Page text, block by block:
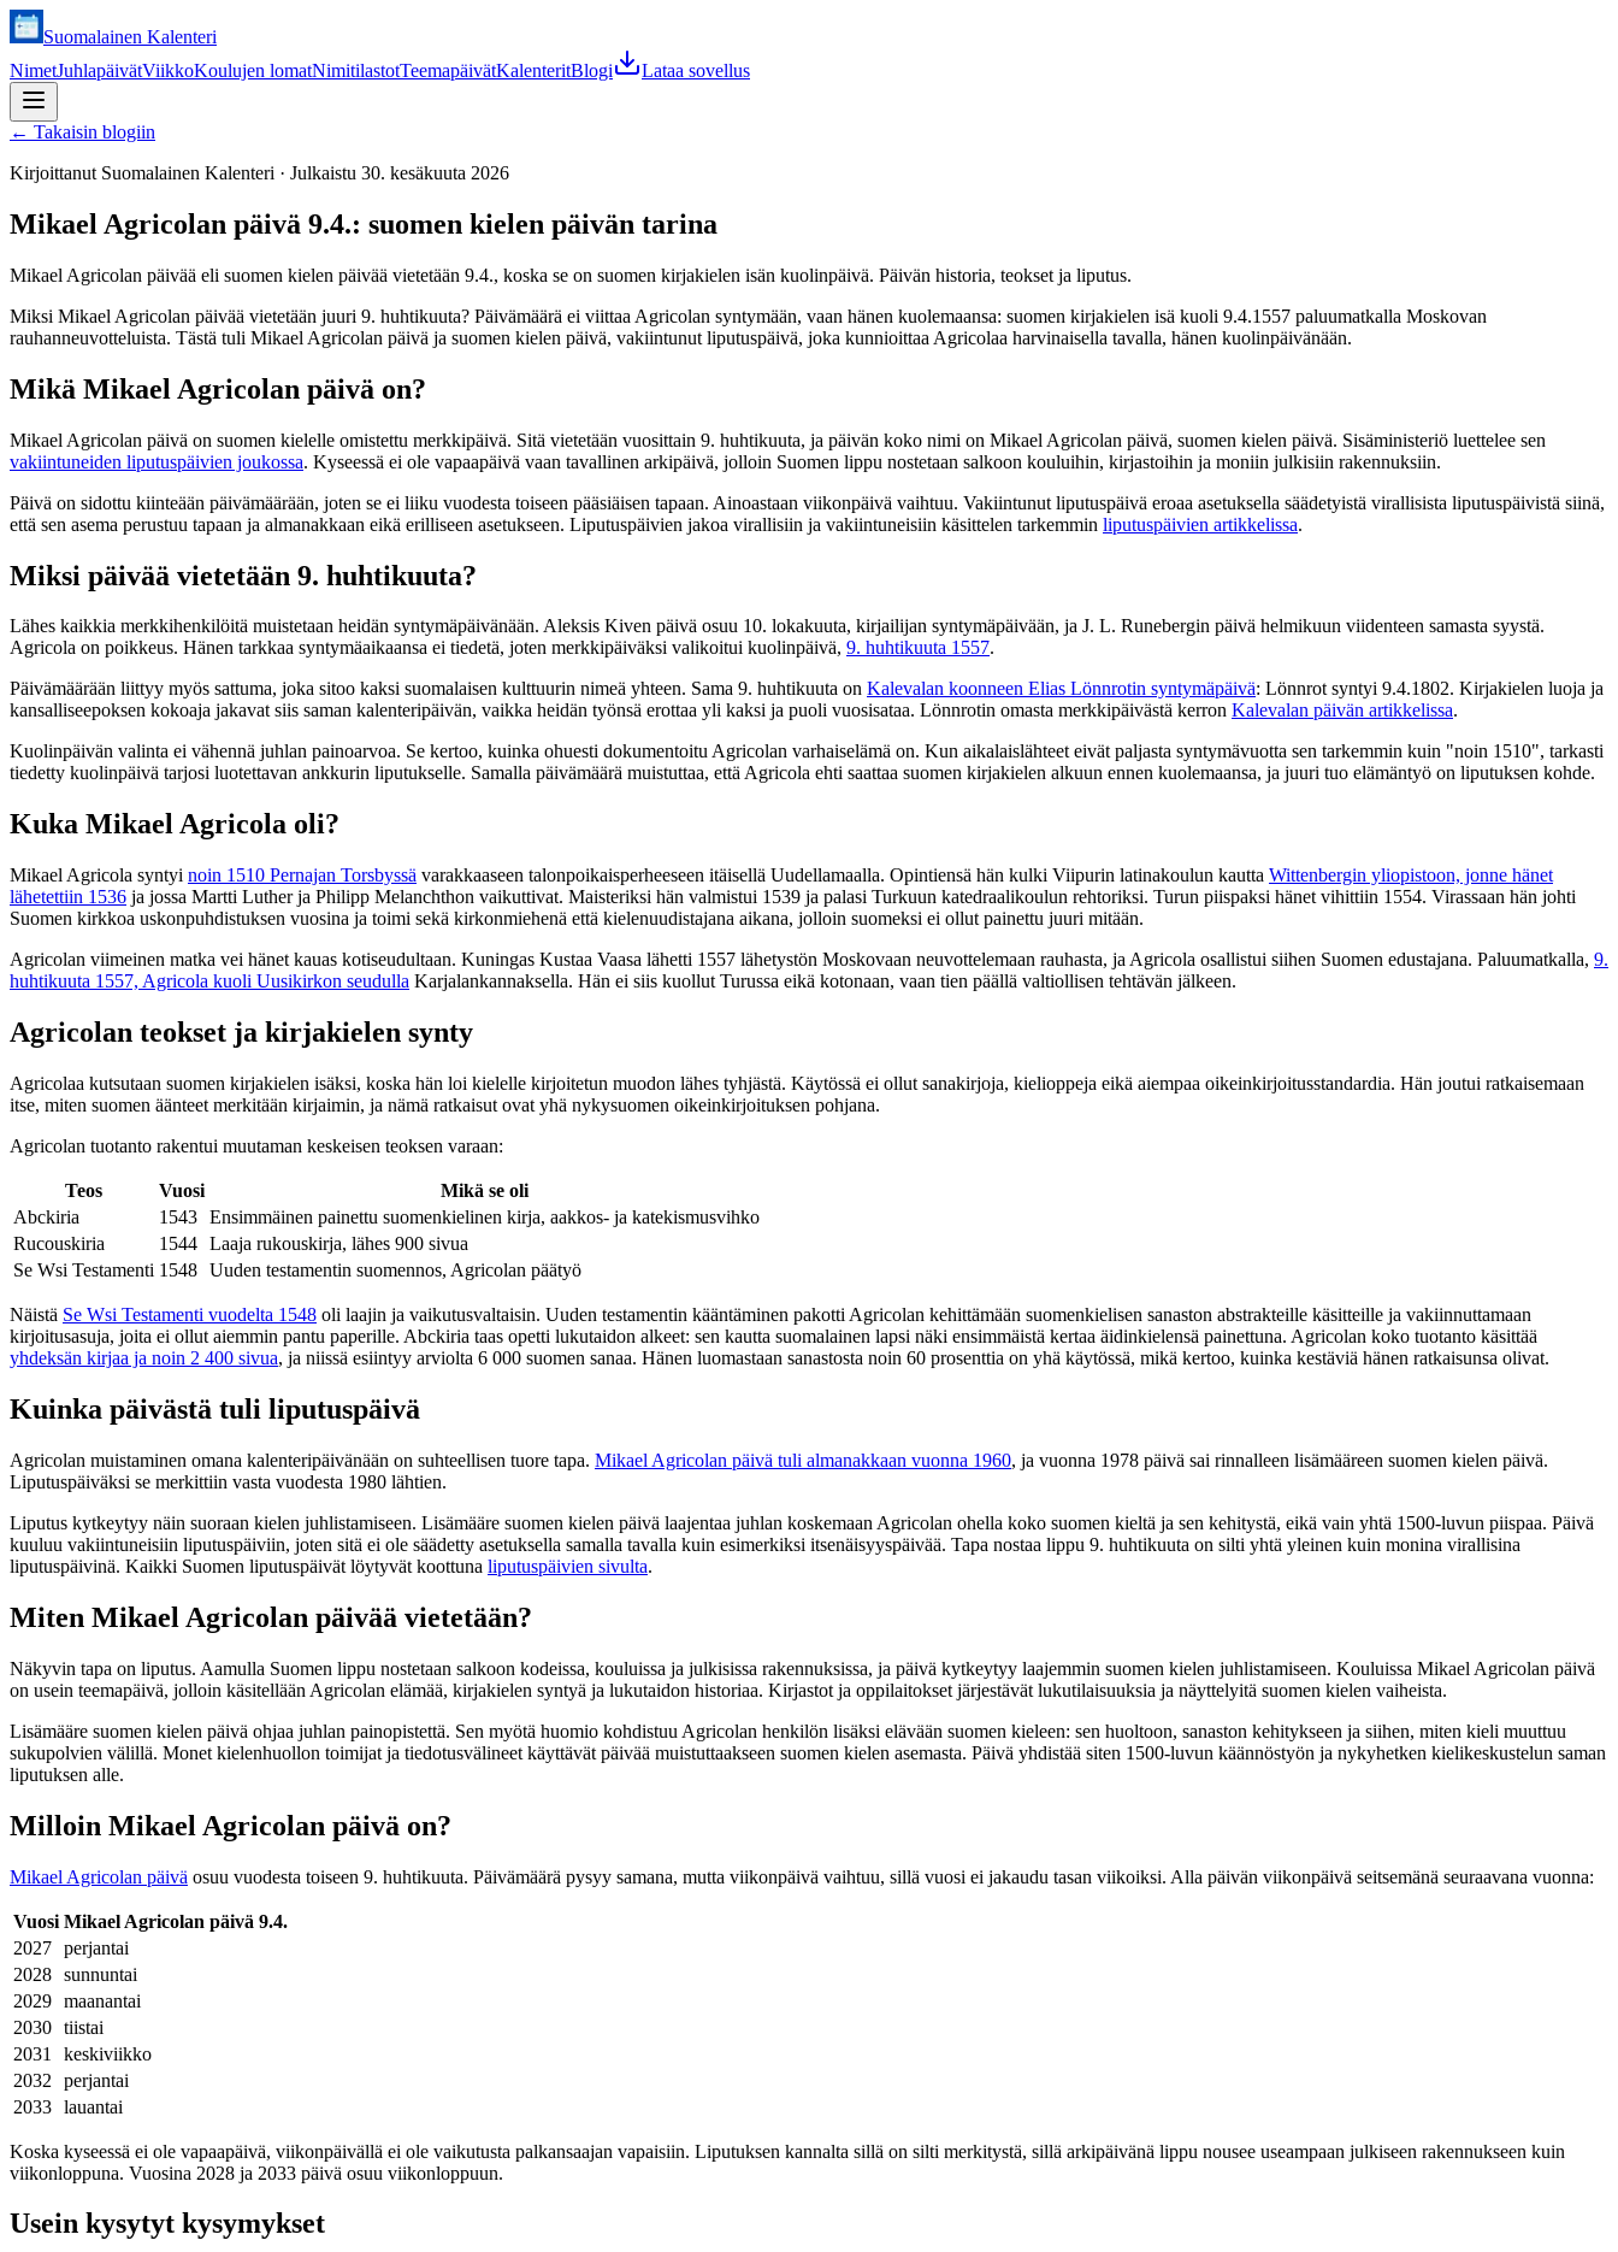
Suomalainen Kalenteri
NimetJuhlapäivätViikkoKoulujen lomatNimitilastotTeemapäivätKalenteritBlogi Lataa sovellus
← Takaisin blogiin
Kirjoittanut Suomalainen Kalenteri · Julkaistu 30. kesäkuuta 2026
Mikael Agricolan päivä 9.4.: suomen kielen päivän tarina
Mikael Agricolan päivää eli suomen kielen päivää vietetään 9.4., koska se on suomen kirjakielen isän kuolinpäivä. Päivän historia, teokset ja liputus.
Miksi Mikael Agricolan päivää vietetään juuri 9. huhtikuuta? Päivämäärä ei viittaa Agricolan syntymään, vaan hänen kuolemaansa: suomen kirjakielen isä kuoli 9.4.1557 paluumatkalla Moskovan
rauhanneuvotteluista. Tästä tuli Mikael Agricolan päivä ja suomen kielen päivä, vakiintunut liputuspäivä, joka kunnioittaa Agricolaa harvinaisella tavalla, hänen kuolinpäivänään.
Mikä Mikael Agricolan päivä on?
Mikael Agricolan päivä on suomen kielelle omistettu merkkipäivä. Sitä vietetään vuosittain 9. huhtikuuta, ja päivän koko nimi on Mikael Agricolan päivä, suomen kielen päivä. Sisäministeriö luettelee sen
vakiintuneiden liputuspäivien joukossa. Kyseessä ei ole vapaapäivä vaan tavallinen arkipäivä, jolloin Suomen lippu nostetaan salkoon kouluihin, kirjastoihin ja moniin julkisiin rakennuksiin.
Päivä on sidottu kiinteään päivämäärään, joten se ei liiku vuodesta toiseen pääsiäisen tapaan. Ainoastaan viikonpäivä vaihtuu. Vakiintunut liputuspäivä eroaa asetuksella säädetyistä virallisista liputuspäivistä siinä,
että sen asema perustuu tapaan ja almanakkaan eikä erilliseen asetukseen. Liputuspäivien jakoa virallisiin ja vakiintuneisiin käsittelen tarkemmin liputuspäivien artikkelissa.
Miksi päivää vietetään 9. huhtikuuta?
Lähes kaikkia merkkihenkilöitä muistetaan heidän syntymäpäivänään. Aleksis Kiven päivä osuu 10. lokakuuta, kirjailijan syntymäpäivään, ja J. L. Runebergin päivä helmikuun viidenteen samasta syystä.
Agricola on poikkeus. Hänen tarkkaa syntymäaikaansa ei tiedetä, joten merkkipäiväksi valikoitui kuolinpäivä, 9. huhtikuuta 1557.
Päivämäärään liittyy myös sattuma, joka sitoo kaksi suomalaisen kulttuurin nimeä yhteen. Sama 9. huhtikuuta on Kalevalan koonneen Elias Lönnrotin syntymäpäivä: Lönnrot syntyi 9.4.1802. Kirjakielen luoja ja
kansalliseepoksen kokoaja jakavat siis saman kalenteripäivän, vaikka heidän työnsä erottaa yli kaksi ja puoli vuosisataa. Lönnrotin omasta merkkipäivästä kerron Kalevalan päivän artikkelissa.
Kuolinpäivän valinta ei vähennä juhlan painoarvoa. Se kertoo, kuinka ohuesti dokumentoitu Agricolan varhaiselämä on. Kun aikalaislähteet eivät paljasta syntymävuotta sen tarkemmin kuin "noin 1510", tarkasti
tiedetty kuolinpäivä tarjosi luotettavan ankkurin liputukselle. Samalla päivämäärä muistuttaa, että Agricola ehti saattaa suomen kirjakielen alkuun ennen kuolemaansa, ja juuri tuo elämäntyö on liputuksen kohde.
Kuka Mikael Agricola oli?
Mikael Agricola syntyi noin 1510 Pernajan Torsbyssä varakkaaseen talonpoikaisperheeseen itäisellä Uudellamaalla. Opintiensä hän kulki Viipurin latinakoulun kautta Wittenbergin yliopistoon, jonne hänet
lähetettiin 1536 ja jossa Martti Luther ja Philipp Melanchthon vaikuttivat. Maisteriksi hän valmistui 1539 ja palasi Turkuun katedraalikoulun rehtoriksi. Turun piispaksi hänet vihittiin 1554. Virassaan hän johti
Suomen kirkkoa uskonpuhdistuksen vuosina ja toimi sekä kirkonmiehenä että kielenuudistajana aikana, jolloin suomeksi ei ollut painettu juuri mitään.
Agricolan viimeinen matka vei hänet kauas kotiseudultaan. Kuningas Kustaa Vaasa lähetti 1557 lähetystön Moskovaan neuvottelemaan rauhasta, ja Agricola osallistui siihen Suomen edustajana. Paluumatkalla, 9.
huhtikuuta 1557, Agricola kuoli Uusikirkon seudulla Karjalankannaksella. Hän ei siis kuollut Turussa eikä kotonaan, vaan tien päällä valtiollisen tehtävän jälkeen.
Agricolan teokset ja kirjakielen synty
Agricolaa kutsutaan suomen kirjakielen isäksi, koska hän loi kielelle kirjoitetun muodon lähes tyhjästä. Käytössä ei ollut sanakirjoja, kielioppeja eikä aiempaa oikeinkirjoitusstandardia. Hän joutui ratkaisemaan
itse, miten suomen äänteet merkitään kirjaimin, ja nämä ratkaisut ovat yhä nykysuomen oikeinkirjoituksen pohjana.
Agricolan tuotanto rakentui muutaman keskeisen teoksen varaan:
Teos Vuosi
Mikä se oli
Abckiria
1543 Ensimmäinen painettu suomenkielinen kirja, aakkos- ja katekismusvihko
Rucouskiria
1544 Laaja rukouskirja, lähes 900 sivua
Se Wsi Testamenti 1548 Uuden testamentin suomennos, Agricolan päätyö
Näistä Se Wsi Testamenti vuodelta 1548 oli laajin ja vaikutusvaltaisin. Uuden testamentin kääntäminen pakotti Agricolan kehittämään suomenkielisen sanaston abstrakteille käsitteille ja vakiinnuttamaan
kirjoitusasuja, joita ei ollut aiemmin pantu paperille. Abckiria taas opetti lukutaidon alkeet: sen kautta suomalainen lapsi näki ensimmäistä kertaa äidinkielensä painettuna. Agricolan koko tuotanto käsittää
yhdeksän kirjaa ja noin 2 400 sivua, ja niissä esiintyy arviolta 6 000 suomen sanaa. Hänen luomastaan sanastosta noin 60 prosenttia on yhä käytössä, mikä kertoo, kuinka kestäviä hänen ratkaisunsa olivat.
Kuinka päivästä tuli liputuspäivä
Agricolan muistaminen omana kalenteripäivänään on suhteellisen tuore tapa. Mikael Agricolan päivä tuli almanakkaan vuonna 1960, ja vuonna 1978 päivä sai rinnalleen lisämääreen suomen kielen päivä.
Liputuspäiväksi se merkittiin vasta vuodesta 1980 lähtien.
Liputus kytkeytyy näin suoraan kielen juhlistamiseen. Lisämääre suomen kielen päivä laajentaa juhlan koskemaan Agricolan ohella koko suomen kieltä ja sen kehitystä, eikä vain yhtä 1500-luvun piispaa. Päivä
kuuluu vakiintuneisiin liputuspäiviin, joten sitä ei ole säädetty asetuksella samalla tavalla kuin esimerkiksi itsenäisyyspäivää. Tapa nostaa lippu 9. huhtikuuta on silti yhtä yleinen kuin monina virallisina
liputuspäivinä. Kaikki Suomen liputuspäivät löytyvät koottuna liputuspäivien sivulta.
Miten Mikael Agricolan päivää vietetään?
Näkyvin tapa on liputus. Aamulla Suomen lippu nostetaan salkoon kodeissa, kouluissa ja julkisissa rakennuksissa, ja päivä kytkeytyy laajemmin suomen kielen juhlistamiseen. Kouluissa Mikael Agricolan päivä
on usein teemapäivä, jolloin käsitellään Agricolan elämää, kirjakielen syntyä ja lukutaidon historiaa. Kirjastot ja oppilaitokset järjestävät lukutilaisuuksia ja näyttelyitä suomen kielen vaiheista.
Lisämääre suomen kielen päivä ohjaa juhlan painopistettä. Sen myötä huomio kohdistuu Agricolan henkilön lisäksi elävään suomen kieleen: sen huoltoon, sanaston kehitykseen ja siihen, miten kieli muuttuu
sukupolvien välillä. Monet kielenhuollon toimijat ja tiedotusvälineet käyttävät päivää muistuttaakseen suomen kielen asemasta. Päivä yhdistää siten 1500-luvun käännöstyön ja nykyhetken kielikeskustelun saman
liputuksen alle.
Milloin Mikael Agricolan päivä on?
Mikael Agricolan päivä osuu vuodesta toiseen 9. huhtikuuta. Päivämäärä pysyy samana, mutta viikonpäivä vaihtuu, sillä vuosi ei jakaudu tasan viikoiksi. Alla päivän viikonpäivä seitsemänä seuraavana vuonna:
Vuosi Mikael Agricolan päivä 9.4.
2027 perjantai
2028 sunnuntai
2029 maanantai
2030 tiistai
2031
keskiviikko
2032
perjantai
2033 lauantai
Koska kyseessä ei ole vapaapäivä, viikonpäivällä ei ole vaikutusta palkansaajan vapaisiin. Liputuksen kannalta sillä on silti merkitystä, sillä arkipäivänä lippu nousee useampaan julkiseen rakennukseen kuin
viikonloppuna. Vuosina 2028 ja 2033 päivä osuu viikonloppuun.
Usein kysytyt kysymykset